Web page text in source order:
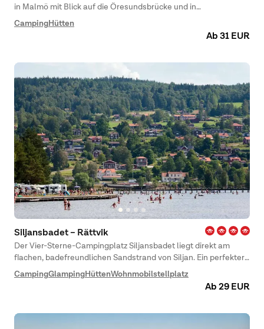
in Malmö mit Blick auf die Öresundsbrücke und in
Fahrradabstand zur Stadt. Auf dem First Camp Sibbarp –
Malmö haben Sie die Möglichkeit, eine Städtereise mit
Camping Hütten
Ab 31 EUR
Siljansbadet – Rättvik
Der Vier-Sterne-Campingplatz Siljansbadet liegt direkt am
flachen, badefreundlichen Sandstrand von Siljan. Ein perfekter
Ort zum Schwimmen, für aufregende Familienaktivitäten und
CampingGlamping HüttenWohnmobilstellplatz
Ab 29 EUR